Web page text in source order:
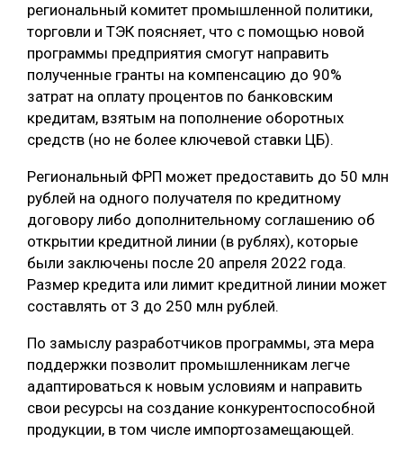
региональный комитет промышленной политики,
торговли и ТЭК поясняет, что с помощью новой
программы предприятия смогут направить
полученные гранты на компенсацию до 90%
затрат на оплату процентов по банковским
кредитам, взятым на пополнение оборотных
средств (но не более ключевой ставки ЦБ).
Региональный ФРП может предоставить до 50 млн
рублей на одного получателя по кредитному
договору либо дополнительному соглашению об
открытии кредитной линии (в рублях), которые
были заключены после 20 апреля 2022 года.
Размер кредита или лимит кредитной линии может
составлять от 3 до 250 млн рублей.
По замыслу разработчиков программы, эта мера
поддержки позволит промышленникам легче
адаптироваться к новым условиям и направить
свои ресурсы на создание конкурентоспособной
продукции, в том числе импортозамещающей.